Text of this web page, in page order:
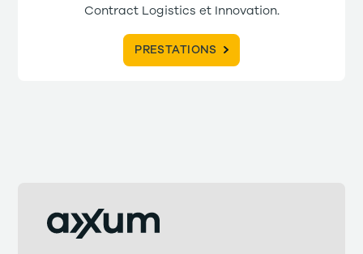
Contract Logistics et Innovation.
PRESTATIONS